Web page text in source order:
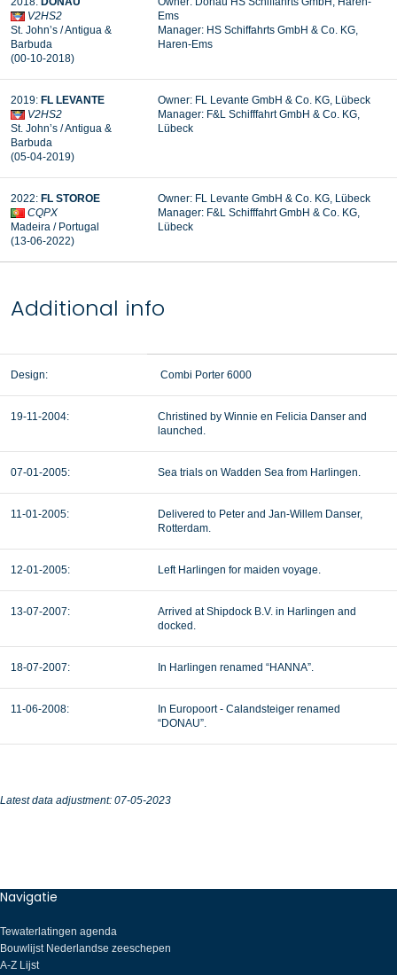
V2HS2
St. John’s / Antigua &
Barbuda
(00-10-2018)
Ems
Manager: HS Schiffahrts GmbH & Co. KG,
Haren-Ems
2019: FL LEVANTE
V2HS2
St. John’s / Antigua &
Barbuda
(05-04-2019)
Owner: FL Levante GmbH & Co. KG, Lübeck
Manager: F&L Schifffahrt GmbH & Co. KG,
Lübeck
2022: FL STOROE
CQPX
Madeira / Portugal
(13-06-2022)
Owner: FL Levante GmbH & Co. KG, Lübeck
Manager: F&L Schifffahrt GmbH & Co. KG,
Lübeck
Additional info
Design: Combi Porter 6000
19-11-2004:
Christined by Winnie en Felicia Danser and
launched.
07-01-2005: Sea trials on Wadden Sea from Harlingen.
11-01-2005:
Delivered to Peter and Jan-Willem Danser,
Rotterdam.
12-01-2005: Left Harlingen for maiden voyage.
13-07-2007:
Arrived at Shipdock B.V. in Harlingen and
docked.
18-07-2007: In Harlingen renamed “HANNA”.
11-06-2008:
In Europoort - Calandsteiger renamed
“DONAU”.
Latest data adjustment: 07-05-2023
Navigatie
Tewaterlatingen agenda
Bouwlijst Nederlandse zeeschepen
A-Z Lijst